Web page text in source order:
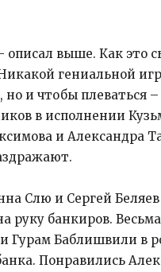
описал выше. Как это
гениальной
но и чтобы плеваться
в исполнении
и Александра
Слю и Сергей Беляев
руку банкиров.
Гурам Баблишвили в
Понравились